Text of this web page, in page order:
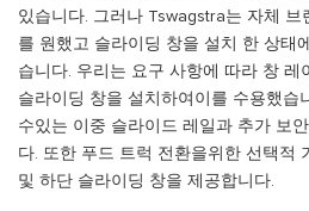
있습니다. 그러나 Tswagstra는 자체 브
를 원했고 슬라이딩 창을 설치 한 상태
습니다. 우리는 요구 사항에 따라 창 레
슬라이딩 창을 설치하여이를 수용했습
수있는 이중 슬라이드 레일과 추가 보
다. 또한 푸드 트럭 전환을위한 선택적
및 하단 슬라이딩 창을 제공합니다.